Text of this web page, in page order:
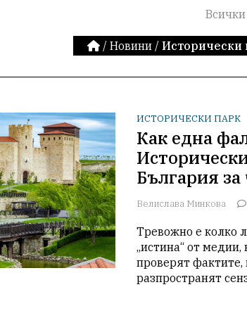
/ Новини / Исторически
ИСТОРИЧЕСКИ ПАРК
Как една
България за
Велислава Минкова
Тревожно е колко
„истина“ от
проверят
разпространят